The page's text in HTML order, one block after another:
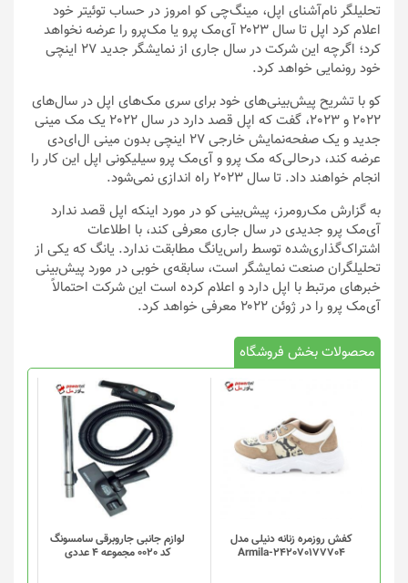
تحلیلگر نام‌آشنای اپل، مینگ‌چی‌ کو امروز در حساب توئیتر خود
اعلام کرد اپل تا سال ۲۰۲۳ آی‌مک پرو یا مک‌پرو را عرضه نخواهد
کرد؛ اگرچه این شرکت در سال جاری از نمایشگر جدید ۲۷ اینچی
خود رونمایی خواهد کرد.
کو با تشریح پیش‌بینی‌های خود برای سری مک‌های اپل در سال‌های
2022 و 2023، گفت که اپل قصد دارد در سال 2022 یک مک مینی
جدید و یک صفحه‌نمایش خارجی 27 اینچی بدون مینی ال‌ای‌دی
عرضه کند، درحالی‌که مک پرو و آی‌مک پرو سیلیکونی اپل این کار را
انجام خواهند داد. تا سال 2023 راه اندازی نمی‌شود.
به گزارش مک‌رومرز، پیش‌بینی کو در مورد اینکه اپل قصد ندارد
آی‌مک پرو جدیدی در سال جاری معرفی کند، با اطلاعات
اشتراک‌گذاری‌شده توسط راس‌یانگ مطابقت ندارد. یانگ که یکی از
تحلیلگران صنعت نمایشگر است، سابقه‌ی خوبی در مورد پیش‌بینی
خبرهای مرتبط با اپل دارد و اعلام کرده است این شرکت احتمالاً
آی‌مک پرو را در ژوئن ۲۰۲۲ معرفی خواهد کرد.
محصولات بخش فروشگاه
کفش روزمره زنانه دنیلی مدل
Armila-242070177704
لوازم جانبی جاروبرقی سامسونگ
کد 0020 مجموعه 4 عددی